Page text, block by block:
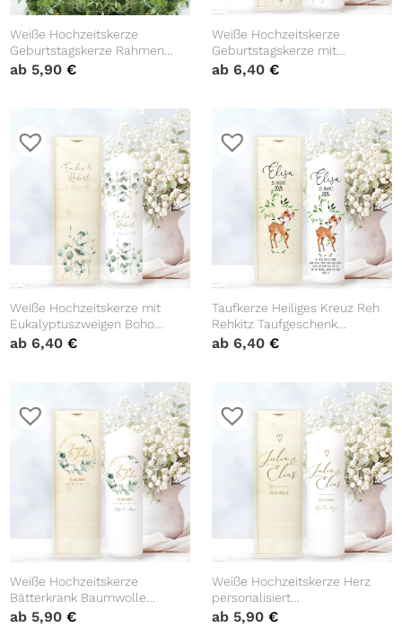
Weiße Hochzeitskerze
Geburtstagskerze Rahmen
Eukalyptusblätter
ab 5,90€
Weiße Hochzeitskerze
Geburtstagskerze mit
mehreren Eukalyptuszweigen
ab 6,40 €
Weiße Hochzeitskerze mit
Eukalyptuszweigen Boho
personalisiert
ab 6,40€
Taufkerze Heiliges Kreuz Reh
Rehkitz Taufgeschenk
Patenkerzen Kerze zur Taufe
ab 6,40 €
Weiße Hochzeitskerze
Bätterkrank Baumwolle
Eukalyptus Hochzeit
ab 5,90€
Weiße Hochzeitskerze Herz
personalisiert
Hochzeitsgeschenk
ab 5,90 €